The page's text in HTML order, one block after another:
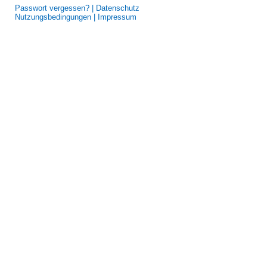
Passwort vergessen? |
Datenschutz
Nutzungsbedingungen |
Impressum